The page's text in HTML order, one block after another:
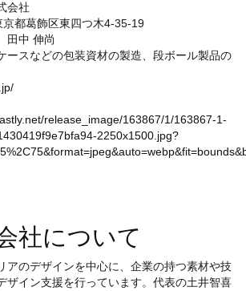
会社
都葛飾区東四つ木4-35-19
田中 伸尚
ースなどの包装資材の製造、段ボール製品の
release_image/163867/1/163867-1-
2250x1500.jpg?
社について
アのデザインを中心に、企業の持つ素材や技
ザイン支援を行っています。代表の土井智喜